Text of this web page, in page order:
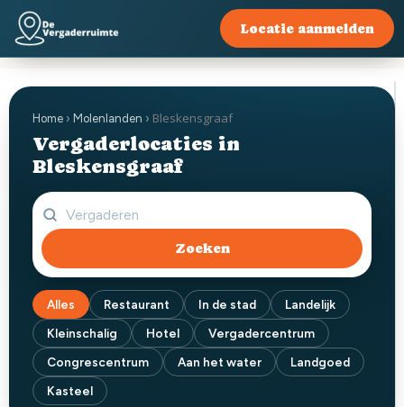
Locatie aanmelden
Home › Molenlanden › Bleskensgraaf
Vergaderlocaties in
Bleskensgraaf
Zoeken
Alles Restaurant In de stad
Landelijk
Kleinschalig
Hotel
Vergadercentrum
Congrescentrum
Aan het water
Landgoed
Kasteel